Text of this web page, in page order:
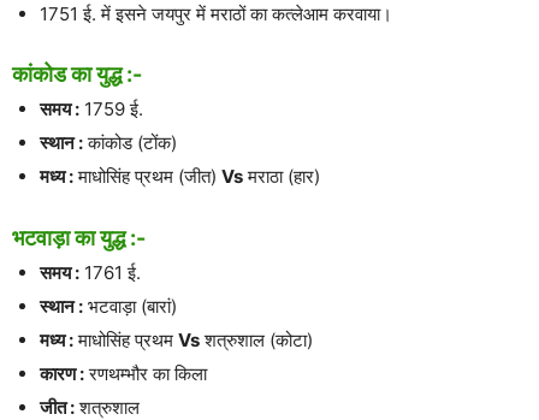
1751 ई. में इसने जयपुर में मराठों का कत्लेआम करवाया।
कांकोड का युद्ध :-
समय :1759 ई.
स्थान :कांकोड (टोंक)
मध्य :माधोसिंह प्रथम (जीत) Vsमराठा (हार)
भटवाड़ा का युद्ध :-
समय :1761 ई.
स्थान :भटवाड़ा (बारां)
मध्य :माधोसिंह प्रथम Vsशत्रुशाल (कोटा)
कारण :रणथम्भौर का किला
जीत :शत्रुशाल